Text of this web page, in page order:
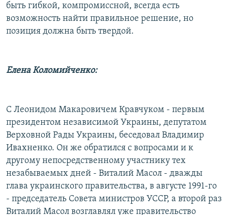
быть гибкой, компромиссной, всегда есть
возможность найти правильное решение, но
позиция должна быть твердой.
Елена Коломийченко:
С Леонидом Макаровичем Кравчуком - первым
президентом независимой Украины, депутатом
Верховной Рады Украины, беседовал Владимир
Ивахненко. Он же обратился с вопросами и к
другому непосредственному участнику тех
незабываемых дней - Виталий Масол - дважды
глава украинского правительства, в августе 1991-го
- председатель Совета министров УССР, а второй раз
Виталий Масол возглавлял уже правительство